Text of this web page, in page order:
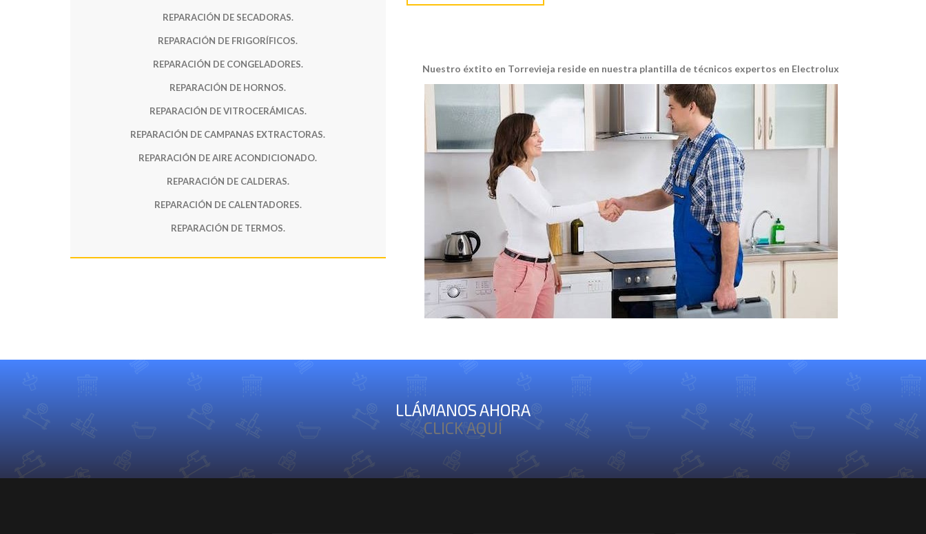
REPARACIÓN DE SECADORAS.
REPARACIÓN DE FRIGORÍFICOS.
REPARACIÓN DE CONGELADORES.
REPARACIÓN DE HORNOS.
REPARACIÓN DE VITROCERÁMICAS.
REPARACIÓN DE CAMPANAS EXTRACTORAS.
REPARACIÓN DE AIRE ACONDICIONADO.
REPARACIÓN DE CALDERAS.
REPARACIÓN DE CALENTADORES.
REPARACIÓN DE TERMOS.
Nuestro éxtito en Torrevieja reside en nuestra plantilla de técnicos expertos en Electrolux
LLÁMANOS AHORA
CLICK AQUÍ